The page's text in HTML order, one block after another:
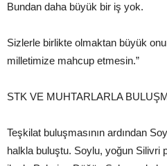
Bundan daha büyük bir iş yok.
Sizlerle birlikte olmaktan büyük
milletimize mahcup etmesin.”
STK VE MUHTARLARLA
Teşkilat buluşmasının ardından
halkla buluştu. Soylu, yoğun Silivri